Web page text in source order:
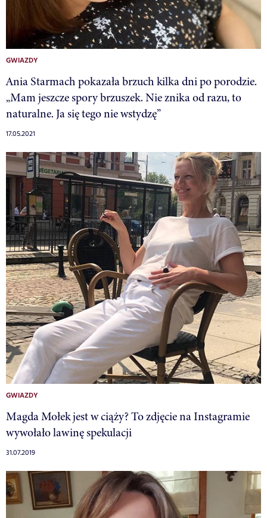
GWIAZDY
Ania Starmach pokazała brzuch kilka dni po porodzie.
„Mam jeszcze spory brzuszek. Nie znika od razu, to
naturalne. Ja się tego nie wstydzę”
17.05.2021
GWIAZDY
Magda Mołek jest w ciąży? To zdjęcie na Instagramie
wywołało lawinę spekulacji
31.07.2019